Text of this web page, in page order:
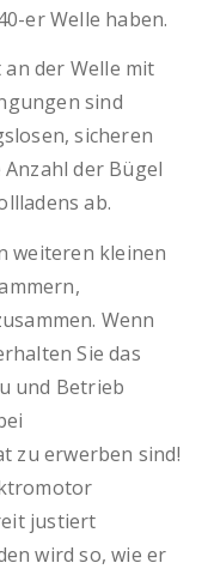
er Welle haben.
der Welle mit
sind
sicheren
der Bügel
ab.
weiteren kleinen
Wenn
Sie das
und Betrieb
zu erwerben sind!
justiert
wird so, wie er